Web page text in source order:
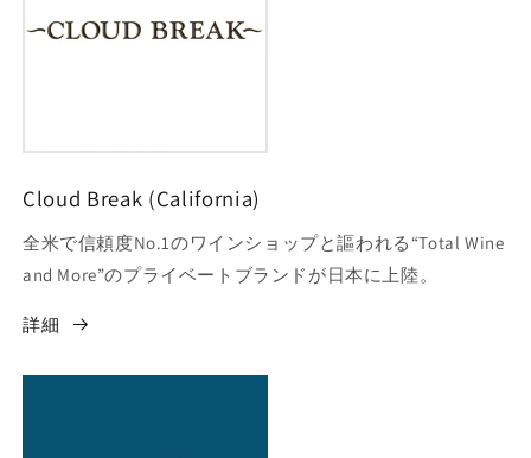
Cloud Break (California)
全米で信頼度No.1のワインショップと謳われる“Total Wine
and More”のプライベートブランドが日本に上陸。
詳細